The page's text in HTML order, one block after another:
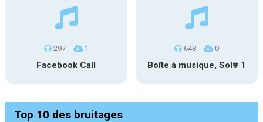
297 1
Facebook Call
648 0
Boîte à musique, Sol# 1
Top 10 des bruitages